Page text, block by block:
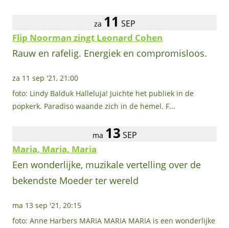
za 11 SEP
Flip Noorman zingt Leonard Cohen
Rauw en rafelig. Energiek en compromisloos.
za 11 sep '21, 21:00
foto: Lindy Balduk Halleluja! Juichte het publiek in de
popkerk. Paradiso waande zich in de hemel. F...
ma 13 SEP
Maria, Maria, Maria
Een wonderlijke, muzikale vertelling over de
bekendste Moeder ter wereld
ma 13 sep '21, 20:15
foto: Anne Harbers MARIA MARIA MARIA is een wonderlijke